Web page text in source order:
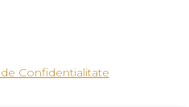
Confidentialitate